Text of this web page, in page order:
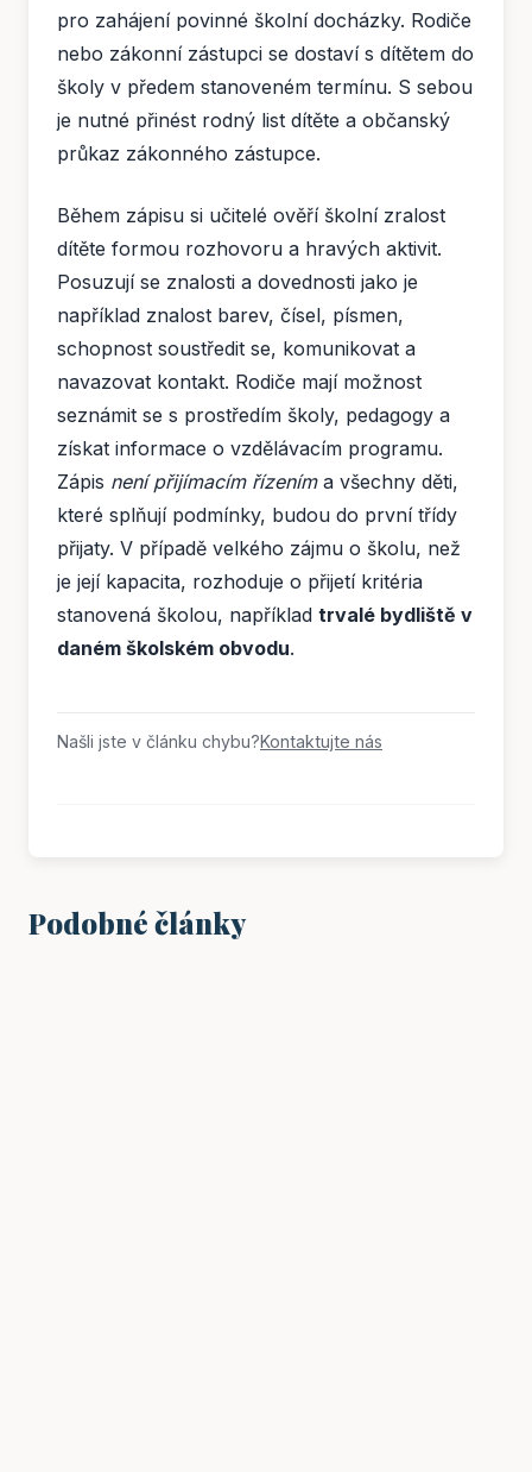
pro zahájení povinné školní docházky. Rodiče
nebo zákonní zástupci se dostaví s dítětem do
školy v předem stanoveném termínu. S sebou
je nutné přinést rodný list dítěte a občanský
průkaz zákonného zástupce.
Během zápisu si učitelé ověří školní zralost
dítěte formou rozhovoru a hravých aktivit.
Posuzují se znalosti a dovednosti jako je
například znalost barev, čísel, písmen,
schopnost soustředit se, komunikovat a
navazovat kontakt. Rodiče mají možnost
seznámit se s prostředím školy, pedagogy a
získat informace o vzdělávacím programu.
Zápis není přijímacím řízeníma všechny děti,
které splňují podmínky, budou do první třídy
přijaty. V případě velkého zájmu o školu, než
je její kapacita, rozhoduje o přijetí kritéria
stanovená školou, například trvalé bydliště v
daném školském obvodu.
Našli jste v článku chybu?Kontaktujte nás
Podobné články